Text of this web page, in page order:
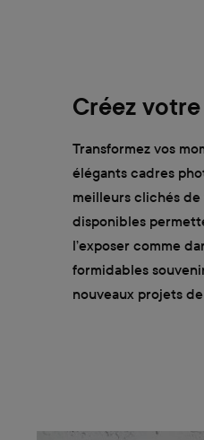
Créez
Transformez vos
élégants cadres
meilleurs clichés
disponibles
l’exposer comme
formidables
nouveaux projets